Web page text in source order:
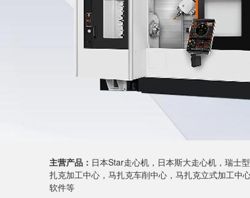
主营产品： 日本Star走心机，日本斯大走心机，瑞士
扎克加工中心，马扎克车削中心，马扎克立式加工中
软件等